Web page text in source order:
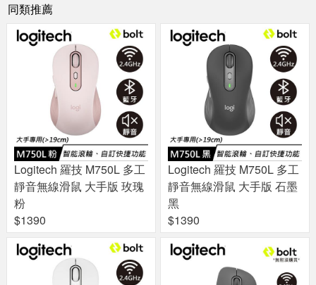
同類推薦
Logitech 羅技 M750L 多工
靜音無線滑鼠 大手版 玫瑰
粉
$1390
Logitech 羅技 M750L 多工
靜音無線滑鼠 大手版 石墨
黑
$1390